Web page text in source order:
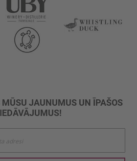
JAUNUMUS UN ĪPAŠOS